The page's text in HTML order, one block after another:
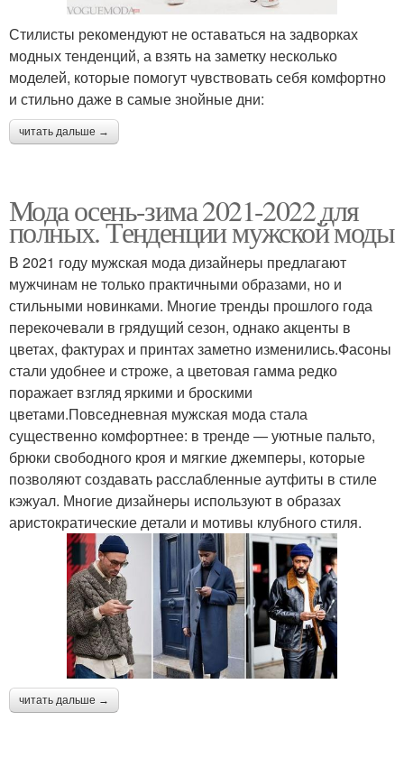
Стилисты рекомендуют не оставаться на задворках
модных тенденций, а взять на заметку несколько
моделей, которые помогут чувствовать себя комфортно
и стильно даже в самые знойные дни:
читать дальше →
Мода осень-зима 2021-2022 для
полных. Тенденции мужской моды
В 2021 году мужская мода дизайнеры предлагают
мужчинам не только практичными образами, но и
стильными новинками. Многие тренды прошлого года
перекочевали в грядущий сезон, однако акценты в
цветах, фактурах и принтах заметно изменились.Фасоны
стали удобнее и строже, а цветовая гамма редко
поражает взгляд яркими и броскими
цветами.Повседневная мужская мода стала
существенно комфортнее: в тренде — уютные пальто,
брюки свободного кроя и мягкие джемперы, которые
позволяют создавать расслабленные аутфиты в стиле
кэжуал. Многие дизайнеры используют в образах
аристократические детали и мотивы клубного стиля.
читать дальше →